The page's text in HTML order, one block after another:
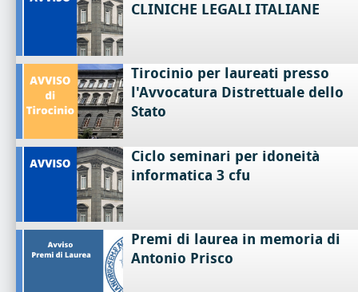
CLINICHE LEGALI ITALIANE
Tirocinio per laureati presso
l'Avvocatura Distrettuale dello
Stato
Ciclo seminari per idoneità
informatica 3 cfu
Premi di laurea in memoria di
Antonio Prisco